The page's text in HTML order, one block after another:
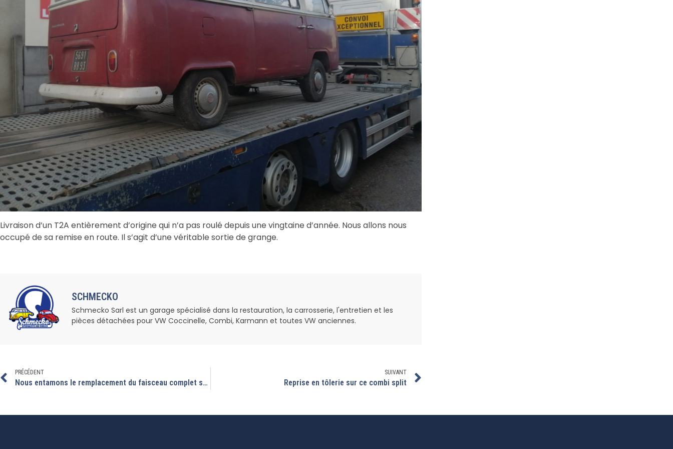
Livraison d’un T2A entièrement d’origine qui n’a pas roulé depuis une vingtaine d’année. Nous allons nous
occupé de sa remise en route. Il s’agit d’une véritable sortie de grange.
SCHMECKO
Schmecko Sarl est un garage spécialisé dans la restauration, la carrosserie, l'entretien et les
pièces détachées pour VW Coccinelle, Combi, Karmann et toutes VW anciennes.
PRÉCÉDENT
Nous entamons le remplacement du faisceau complet sur ce bay window.
SUIVANT
Reprise en tôlerie sur ce combi split